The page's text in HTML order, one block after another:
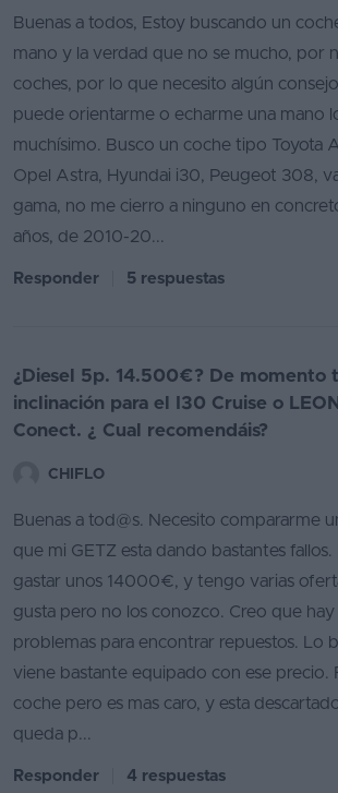
Buenas a todos, Estoy buscando un
mano y la verdad que no se mucho, por
coches, por lo que necesito algún
puede orientarme o echarme una mano
muchísimo. Busco un coche tipo Toyota
Opel Astra, Hyundai i30, Peugeot 308,
gama, no me cierro a ninguno en
años, de 2010-20...
Responder 5 respuestas
¿Diesel 5p. 14.500€? De momento
inclinación para el I30 Cruise o
Conect. ¿ Cual recomendáis?
CHIFLO
Buenas a tod@s. Necesito compararme
que mi GETZ esta dando bastantes
gastar unos 14000€, y tengo varias
gusta pero no los conozco. Creo que
problemas para encontrar repuestos. Lo
viene bastante equipado con ese precio.
coche pero es mas caro, y esta
queda p...
Responder 4 respuestas